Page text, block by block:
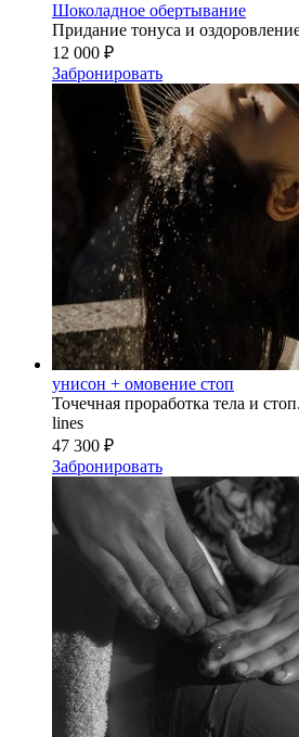
Шоколадное обертывание
Придание тонуса и
12 000 ₽
Забронировать
унисон + омовение стоп
Точечная проработка тела и
lines
47 300 ₽
Забронировать